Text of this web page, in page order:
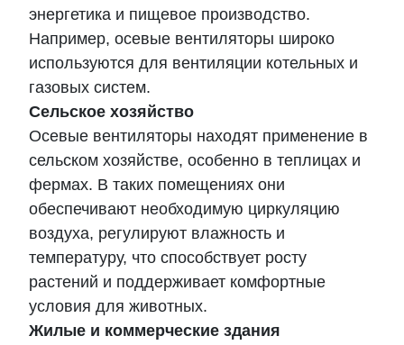
энергетика и пищевое производство.
Например, осевые вентиляторы широко
используются для вентиляции котельных и
газовых систем.
Сельское хозяйство
Осевые вентиляторы находят применение в
сельском хозяйстве, особенно в теплицах и
фермах. В таких помещениях они
обеспечивают необходимую циркуляцию
воздуха, регулируют влажность и
температуру, что способствует росту
растений и поддерживает комфортные
условия для животных.
Жилые и коммерческие здания